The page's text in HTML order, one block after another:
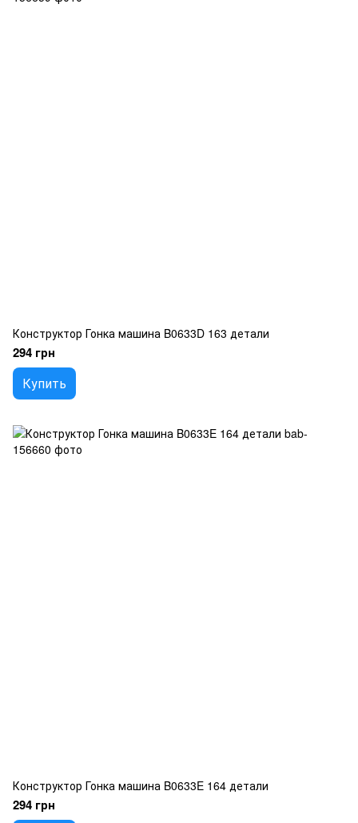
Конструктор Гонка машина B0633D 163 детали
294 грн
Купить
Конструктор Гонка машина B0633E 164 детали
294 грн